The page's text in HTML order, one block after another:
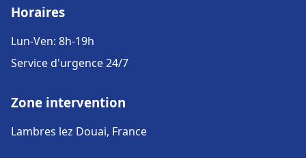
Horaires
Lun-Ven: 8h-19h
Service d'urgence 24/7
Zone intervention
Lambres lez Douai, France